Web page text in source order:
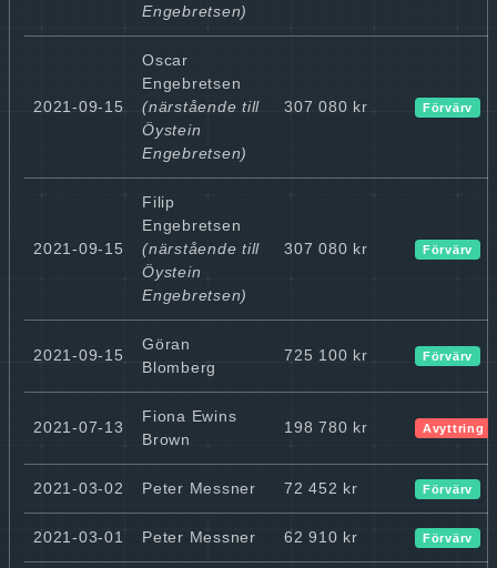
Engebretsen)
2021-09-15
Oscar
Engebretsen
(närstående till
Öystein
Engebretsen)
307 080 kr Förvärv
2021-09-15
Filip
Engebretsen
(närstående till
Öystein
Engebretsen)
307 080 kr Förvärv
2021-09-15
Göran
Blomberg
725 100 kr Förvärv
2021-07-13
Fiona Ewins
Brown
198 780 kr Avyttring
2021-03-02 Peter Messner 72 452 kr Förvärv
2021-03-01 Peter Messner 62 910 kr Förvärv